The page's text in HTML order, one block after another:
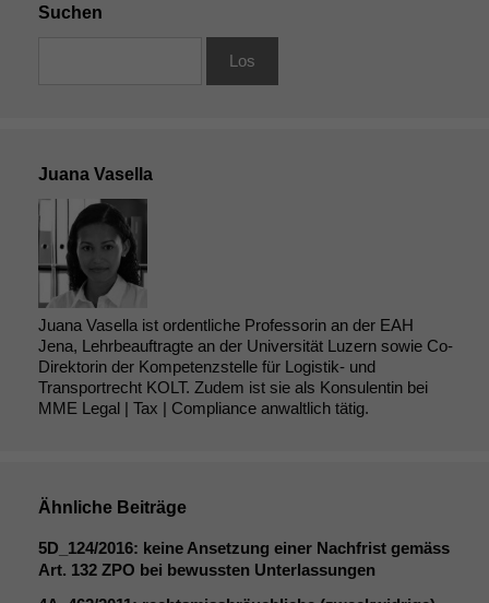
Suchen
Juana Vasella
Juana Vasella ist ordentliche Professorin an der EAH
Jena, Lehrbeauftragte an der Universität Luzern sowie Co-
Direktorin der Kompetenzstelle für Logistik- und
Transportrecht KOLT. Zudem ist sie als Konsulentin bei
MME Legal | Tax | Compliance anwaltlich tätig.
Ähnliche Beiträge
5D_124/2016: keine Ansetzung einer Nachfrist gemäss
Art. 132 ZPO bei bewussten Unterlassungen
Cookies
Diese
Cookies sind
nicht
optional, es
werden kann.